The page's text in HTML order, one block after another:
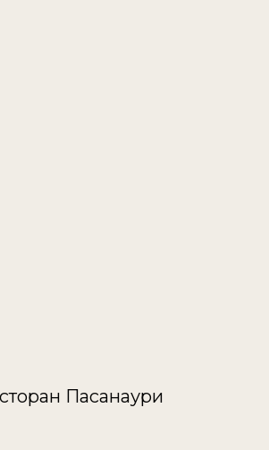
Пасанаури